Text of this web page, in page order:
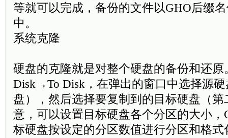
等就可以完成，备份的文件以GHO后缀
中。
系统克隆
硬盘的克隆就是对整个硬盘的备份和还
Disk→To Disk，在弹出的窗口中选择源
盘），然后选择要复制到的目标硬盘（
意，可以设置目标硬盘各个分区的大小，
标硬盘按设定的分区数值进行分区和格式